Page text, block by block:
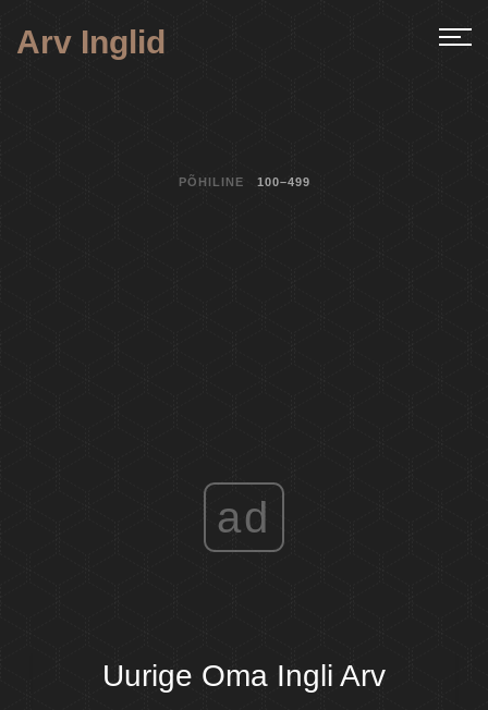
Arv Inglid
PÕHILINE 100–499
ad
Uurige Oma Ingli Arv